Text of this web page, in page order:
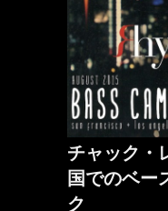
チャック・
国でのベー
ク